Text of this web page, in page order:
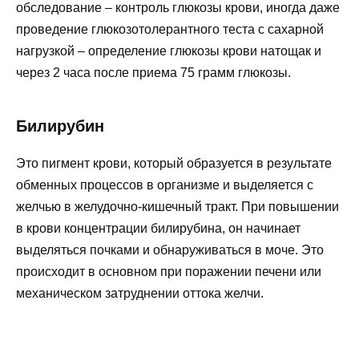
обследование – контроль глюкозы крови, иногда даже
проведение глюкозотолерантного теста с сахарной
нагрузкой – определение глюкозы крови натощак и
через 2 часа после приема 75 грамм глюкозы.
Билирубин
Это пигмент крови, который образуется в результате
обменных процессов в организме и выделяется с
желчью в желудочно-кишечный тракт. При повышении
в крови концентрации билирубина, он начинает
выделяться почками и обнаруживаться в моче. Это
происходит в основном при поражении печени или
механическом затруднении оттока желчи.